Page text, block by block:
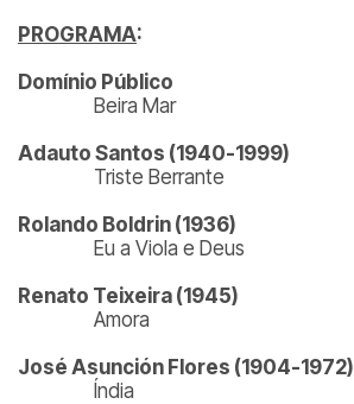
PROGRAMA:
Domínio Público
Beira Mar
Adauto Santos (1940-1999)
Triste Berrante
Rolando Boldrin (1936)
Eu a Viola e Deus
Renato Teixeira (1945)
Amora
José Asunción Flores (1904-1972)
Índia